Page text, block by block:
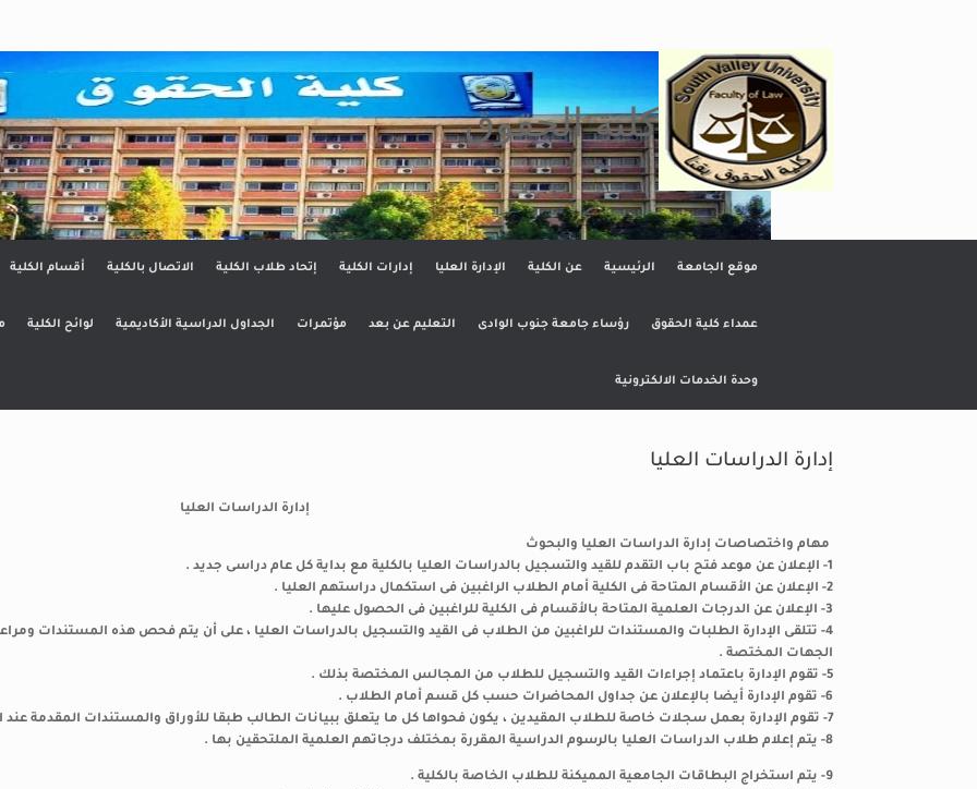
كلية الحقوق
موقع الجامعة الرئيسية عن الكلية الإدارة العليا إدارات الكلية إتحاد طلاب الكلية الاتصال بالكلية أقسام الكلية
عمداء كلية الحقوق رؤساء جامعة جنوب الوادى التعليم عن بعد مؤتمرات الجداول الدراسية الأكاديمية لوائح الكلية
وحدة الخدمات الالكترونية
إدارة الدراسات العليا
إدارة الدراسات العليا
مهام واختصاصات إدارة الدراسات العليا والبحوث
1- الإعلان عن موعد فتح باب التقدم للقيد والتسجيل بالدراسات العليا بالكلية مع بداية كل عام دراسى جديد .
2- الإعلان عن الأقسام المتاحة فى الكلية أمام الطلاب الراغبين فى استكمال دراستهم العليا .
3- الإعلان عن الدرجات العلمية المتاحة بالأقسام فى الكلية للراغبين فى الحصول عليها .
4- تتلقى الإدارة الطلبات والمستندات للراغبين من الطلاب فى القيد والتسجيل بالدراسات العليا ، على أن يتم فحص هذه المستندات
الجهات المختصة .
5- تقوم الإدارة باعتماد إجراءات القيد والتسجيل للطلاب من المجالس المختصة بذلك .
6- تقوم الإدارة أيضا بالإعلان عن جداول المحاضرات حسب كل قسم أمام الطلاب .
7- تقوم الإدارة بعمل سجلات خاصة للطلاب المقيدين ، يكون فحواها كل ما يتعلق ببيانات الطالب طبقا للأوراق والمستندات المقدمة عند الالتحاق .
8- يتم إعلام طلاب الدراسات العليا بالرسوم الدراسية المقررة بمختلف درجاتهم العلمية الملتحقين بها .
9- يتم استخراج البطاقات الجامعية المميكنة للطلاب الخاصة بالكلية .